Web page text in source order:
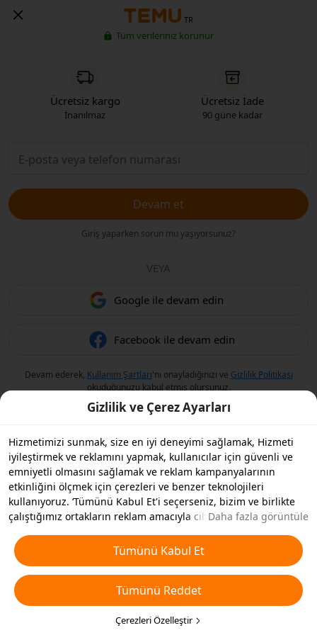
TR
Tüm verileriniz korunur
Ücretsiz kargo
İnanılmaz
Ücretsiz İade
90 güne kadar
Devam et
Giriş yaparken sorun mu yaşıyorsunuz?
VEYA
Google ile devam edin
Facebook ile devam edin
Devam ederek, Kullanım Şartları'nı onayladığınızı ve Gizlilik Politikası
okuduğunuzu kabul etmiş olursunuz.
Gizlilik ve Çerez Ayarları
Hizmetimizi sunmak, size en iyi deneyimi sağlamak, Hizmeti
iyileştirmek ve reklamını yapmak, kullanıcılar için güvenli ve
emniyetli olmasını sağlamak ve reklam kampanyalarının
etkinliğini ölçmek için çerezleri ve benzer teknolojileri
kullanıyoruz. ‘Tümünü Kabul Et'i seçerseniz, bizim ve birlikte
çalıştığımız ortakların reklam amacıyla cihazınızda çerezleri ve
Ayrıca, temel olmayan çerezlerin ’Tümünü Reddedebilir' veya
aşağıdaki ’Çerezleri Özelleştir'i tıklayarak veya gizlilik
ayarlarınızda istediğiniz zaman hangi çerez türlerini kabul
etmek veya devre dışı bırakmak istediğinizi seçebilirsiniz. Daha
fazla detay içinÇerezler ve Benzer Teknolojiler Politikamıza
Daha fazla görüntüle
Tümünü Kabul Et
Tümünü Reddet
Çerezleri Özelleştir